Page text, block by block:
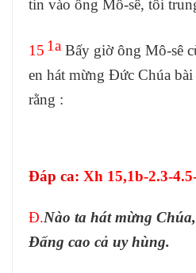
tin vào ông Mô-sê, tôi
15 1a Bấy giờ ông Mô-sê
en hát mừng Đức Chúa bài
rằng :
Đáp ca: Xh 15,1b-2.3-
Đ.Nào ta hát mừng Chúa,
Đấng cao cả uy hùng.